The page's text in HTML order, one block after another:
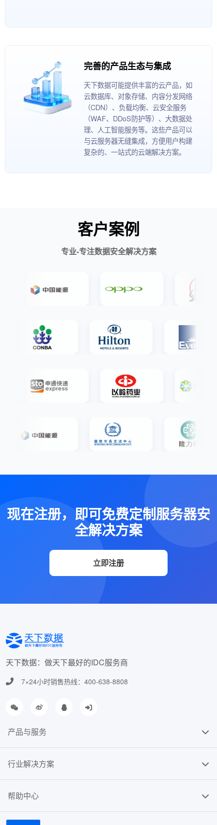
完善的产品生态与集成
天下数据可能提供丰富的云产品，如
云数据库、对象存储、内容分发网络
（CDN）、负载均衡、云安全服务
（WAF、DDoS防护等）、大数据处
理、人工智能服务等。这些产品可以
与云服务器无缝集成，方便用户构建
复杂的、一站式的云端解决方案。
客户案例
专业-专注数据安全解决方案
现在注册，即可免费定制服务器安
全解决方案
立即注册
天下数据：做天下最好的IDC服务商
7×24小时销售热线：400-638-8808
产品与服务
行业解决方案
帮助中心